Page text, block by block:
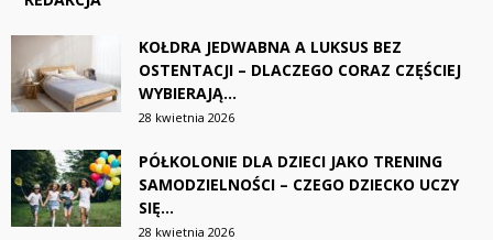
KOŁDRA JEDWABNA A LUKSUS BEZ
OSTENTACJI – DLACZEGO CORAZ CZĘŚCIEJ
WYBIERAJĄ...
28 kwietnia 2026
PÓŁKOLONIE DLA DZIECI JAKO TRENING
SAMODZIELNOŚCI – CZEGO DZIECKO UCZY
SIĘ...
28 kwietnia 2026